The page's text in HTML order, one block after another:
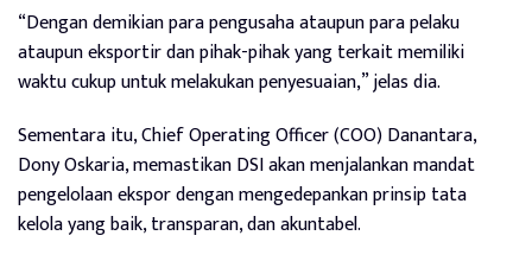
“Dengan demikian para pengusaha ataupun para pelaku
ataupun eksportir dan pihak-pihak yang terkait memiliki
waktu cukup untuk melakukan penyesuaian,” jelas dia.
Sementara itu, Chief Operating Officer (COO) Danantara,
Dony Oskaria, memastikan DSI akan menjalankan mandat
pengelolaan ekspor dengan mengedepankan prinsip tata
kelola yang baik, transparan, dan akuntabel.